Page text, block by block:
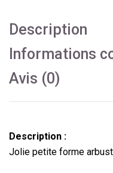
Description
Informations
Avis (0)
Description :
Jolie petite forme